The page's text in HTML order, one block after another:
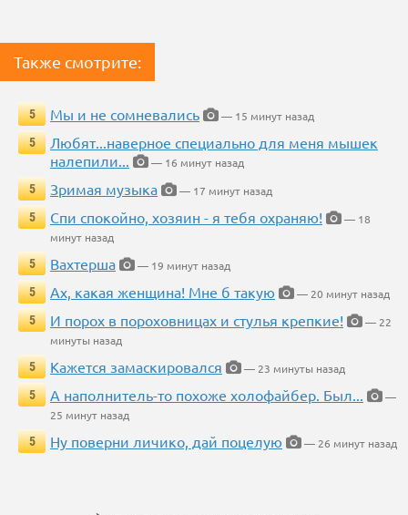
Также смотрите:
5 Мы и не сомневались
— 15 минут назад
5
Любят...наверное специально для меня мышек
налепили...
— 16 минут назад
5
Зримая музыка
— 17 минут назад
5
Спи спокойно, хозяин - я тебя охраняю!
— 18
минут назад
5
Вахтерша
— 19 минут назад
5
Ах, какая женщина! Мне б такую
— 20 минут назад
5
И порох в пороховницах и стулья крепкие!
— 22
минуты назад
5
Кажется замаскировался
— 23 минуты назад
5
А наполнитель-то похоже холофайбер. Был...
—
25 минут назад
5
Ну поверни личико, дай поцелую — 26 минут назад